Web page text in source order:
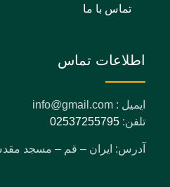
تماس با ما
اطلاعات تماس
ایمیل : info@gmail.com
تلفن: 02537255795
آدرس: ایران – قم – مسجد